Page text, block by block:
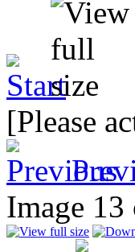
[Please
Image 13